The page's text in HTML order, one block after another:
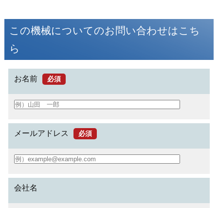
この機械についてのお問い合わせはこち
ら
お名前 必須
メールアドレス 必須
会社名